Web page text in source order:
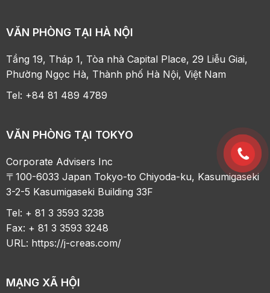
VĂN PHÒNG TẠI HÀ NỘI
Tầng 19, Tháp 1, Tòa nhà Capital Place, 29 Liễu Giai,
Phường Ngọc Hà, Thành phố Hà Nội, Việt Nam
Tel: +84 81 489 4789
VĂN PHÒNG TẠI TOKYO
Corporate Advisers Inc
〒100-6033 Japan Tokyo-to Chiyoda-ku, Kasumigaseki
3-2-5 Kasumigaseki Building 33F
Tel: + 81 3 3593 3238
Fax: + 81 3 3593 3248
URL: https://j-creas.com/
MẠNG XÃ HỘI